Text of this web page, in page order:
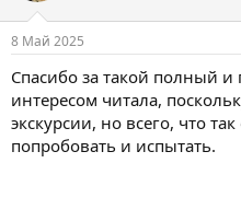
8 Май 2025
Спасибо за такой полный и
интересом читала,
экскурсии, но всего, что
попробовать и испытать.